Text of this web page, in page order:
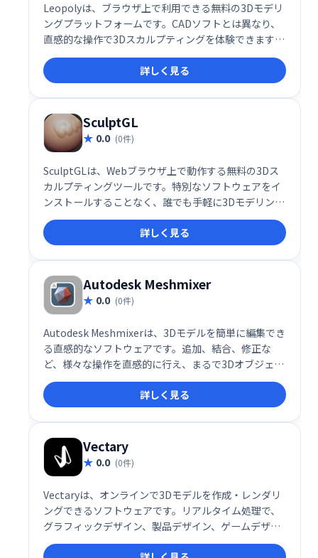
Leopolyは、ブラウザ上で利用できる無料の3Dモデリ
ングプラットフォームです。CADソフトとは異なり、
直感的な操作で3Dスカルプティングを体験できます。
初心者や学生の方でも簡単にオリジナルモデルを作
成、カスタマイズし、3Dプリントするための技術を習
得できます。複雑な操作を必要とせず、手軽に3Dモデ
リングの世界を始めるのに最適なツールです。
詳しく見る
SculptGL
0.0 (0件)
SculptGLは、Webブラウザ上で動作する無料の3Dス
カルプティングツールです。特別なソフトウェアをイ
ンストールすることなく、誰でも手軽に3Dモデリング
を楽しむことができます。直感的な操作性で、初心者
からプロまで幅広く活用できます。
詳しく見る
Autodesk Meshmixer
0.0 (0件)
Autodesk Meshmixerは、3Dモデルを簡単に編集でき
る直感的なソフトウェアです。追加、結合、修正な
ど、様々な操作を直感的に行え、まるで3Dオブジェク
トのための「スイスアーミーナイフ」と言えるでしょ
う。複雑な操作は不要で、初心者でも容易に3Dモデル
を加工できます。
詳しく見る
Vectary
0.0 (0件)
Vectaryは、オンラインで3Dモデルを作成・レンダリ
ングできるソフトウェアです。リアルタイム処理で、
グラフィックデザイン、製品デザイン、ゲームデザイ
ンなど、幅広い用途に対応。2D/3Dモデリング初心者